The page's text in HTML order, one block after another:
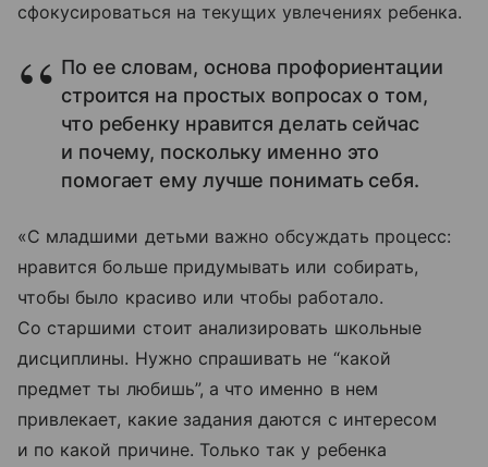
сфокусироваться на текущих увлечениях ребенка.
По ее словам, основа профориентации
строится на простых вопросах о том,
что ребенку нравится делать сейчас
и почему, поскольку именно это
помогает ему лучше понимать себя.
«С младшими детьми важно обсуждать процесс:
нравится больше придумывать или собирать,
чтобы было красиво или чтобы работало.
Со старшими стоит анализировать школьные
дисциплины. Нужно спрашивать не “какой
предмет ты любишь”, а что именно в нем
привлекает, какие задания даются с интересом
и по какой причине. Только так у ребенка